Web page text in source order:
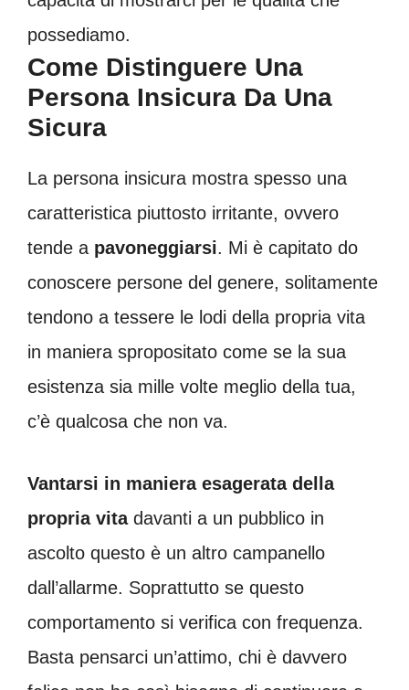
possediamo.
Come Distinguere Una
Persona Insicura Da Una
Sicura
La persona insicura mostra spesso una
caratteristica piuttosto irritante, ovvero
tende a pavoneggiarsi. Mi è capitato do
conoscere persone del genere, solitamente
tendono a tessere le lodi della propria vita
in maniera spropositato come se la sua
esistenza sia mille volte meglio della tua,
c’è qualcosa che non va.
Vantarsi in maniera esagerata della
propria vitadavanti a un pubblico in
ascolto questo è un altro campanello
dall’allarme. Soprattutto se questo
comportamento si verifica con frequenza.
Basta pensarci un’attimo, chi è davvero